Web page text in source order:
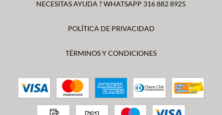
NECESITAS AYUDA ? WHATSAPP 316 882 8925
POLÍTICA DE PRIVACIDAD
TÉRMINOS Y CONDICIONES